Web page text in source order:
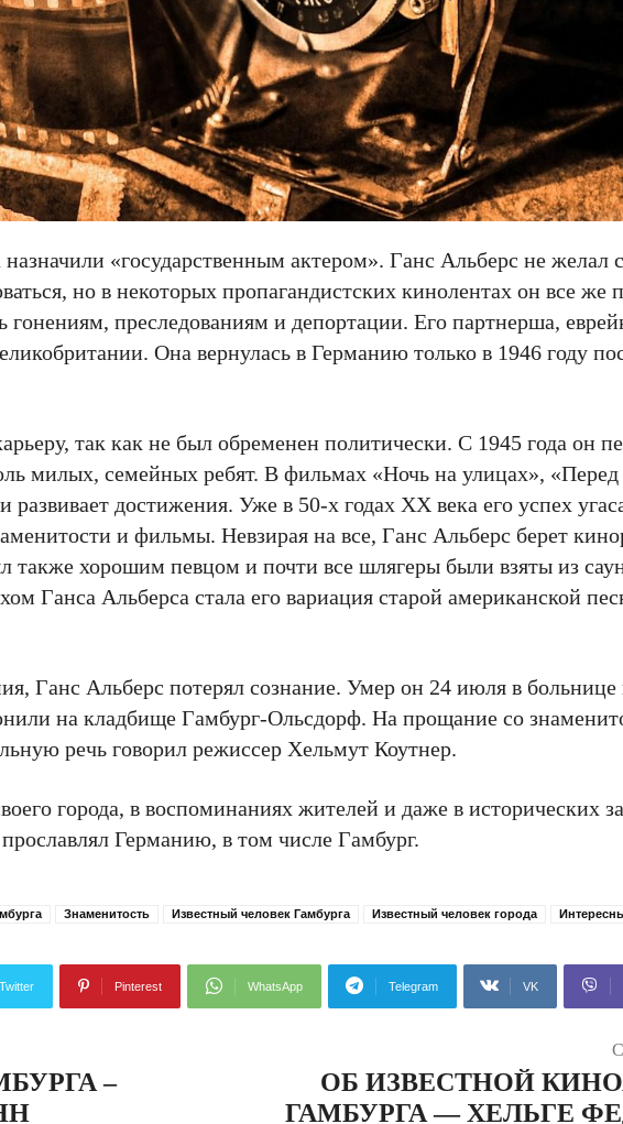
«государственным актером». Ганс Альберс не желал
но в некоторых пропагандистских кинолентах он все же
гонениям, преследованиям и депортации. Его партнерша,
Она вернулась в Германию только в 1946 году
так как не был обременен политически. С 1945 года он
милых, семейных ребят. В фильмах «Ночь на улицах», «Перед
развивает достижения. Уже в 50-х годах XX века его успех
и фильмы. Невзирая на все, Ганс Альберс берет
также хорошим певцом и почти все шлягеры были взяты из
Ганса Альберса стала его вариация старой американской
Ганс Альберс потерял сознание. Умер он 24 июля в больнице
на кладбище Гамбург-Ольсдорф. На прощание со
речь говорил режиссер Хельмут Коутнер.
города, в воспоминаниях жителей и даже в исторических
Германию, в том числе Гамбург.
Знаменитость Известный человек Гамбурга Известный человек города
Twitter Pinterest WhatsApp Telegram VK
–
ОБ ИЗВЕСТНОЙ
ГАМБУРГА — ХЕЛЬГЕ